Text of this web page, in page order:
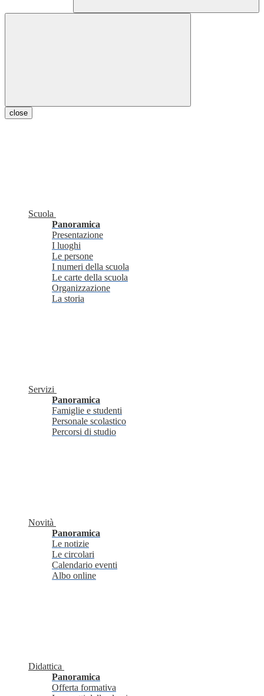
close
Scuola
Panoramica
Presentazione
I luoghi
Le persone
I numeri della scuola
Le carte della scuola
Organizzazione
La storia
Servizi
Panoramica
Famiglie e studenti
Personale scolastico
Percorsi di studio
Novità
Panoramica
Le notizie
Le circolari
Calendario eventi
Albo online
Didattica
Panoramica
Offerta formativa